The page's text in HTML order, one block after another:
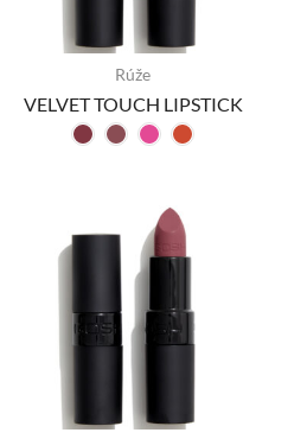
Rúže
VELVET TOUCH LIPSTICK